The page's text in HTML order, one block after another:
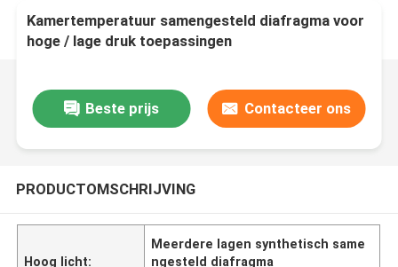
Kamertemperatuur samengesteld diafragma voor
hoge / lage druk toepassingen
Beste prijs Contacteer ons
PRODUCTOMSCHRIJVING
Hoog licht:
Meerdere lagen synthetisch same
ngesteld diafragma